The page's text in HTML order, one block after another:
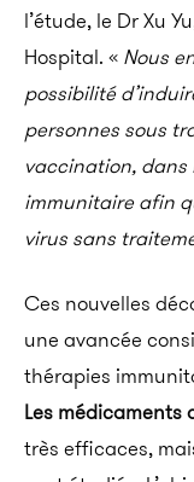
l’étude, le DrXu Yu
Hospital. « Nous
possibilité
personnes sous
vaccination, dans
immunitaire afin
virus sans
Ces nouvelles
une avancée
thérapies
Les médicaments
très efficaces,